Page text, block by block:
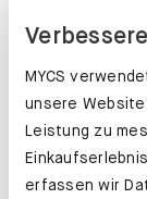
MYCS
unsere
Leistung zu
erfassen wir